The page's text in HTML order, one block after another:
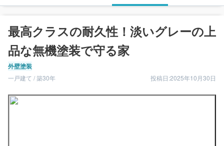
最高クラスの耐久性！淡いグレーの上
品な無機塗装で守る家
外壁塗装
一戸建て / 築30年 投稿日:2025年10月30日